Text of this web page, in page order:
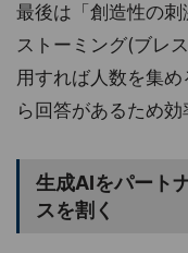
最後は「創造性の
ストーミング(ブレ
用すれば人数を集
ら回答があるため効
生成AIをパート
スを割く